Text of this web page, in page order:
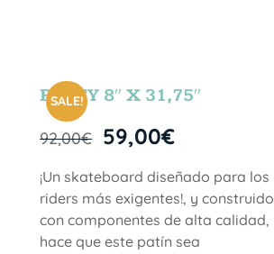
SALE!
PARTY 8″ X 31,75″
92,00€ 59,00€
¡Un skateboard diseñado para los
riders más exigentes!, y construido
con componentes de alta calidad,
hace que este patín sea